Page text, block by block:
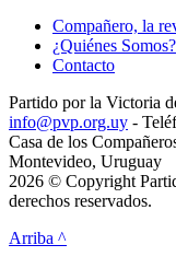
Compañero, la
¿Quiénes Somos?
Contacto
Partido por la Victoria
info@pvp.org.uy -
Casa de los
Montevideo, Uruguay
2026 © Copyright
derechos reservados.
Arriba ^